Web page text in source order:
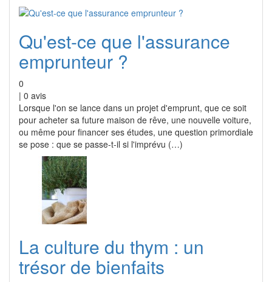
Qu'est-ce que l'assurance
emprunteur ?
0
| 0 avis
Lorsque l'on se lance dans un projet d'emprunt, que ce soit
pour acheter sa future maison de rêve, une nouvelle voiture,
ou même pour financer ses études, une question primordiale
se pose : que se passe-t-il si l'imprévu (…)
La culture du thym : un
trésor de bienfaits